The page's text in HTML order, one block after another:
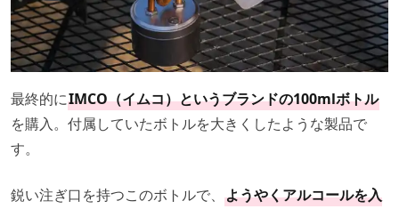
最終的にIMCO（イムコ）というブランドの100mlボトル
を購入。付属していたボトルを大きくしたような製品で
す。
鋭い注ぎ口を持つこのボトルで、 ようやくアルコールを入